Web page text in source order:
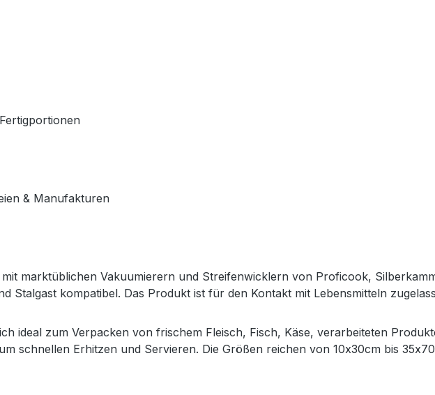
& Manufakturen
marktüblichen Vakuumierern und Streifenwicklern von Proficook,
Stalgast kompatibel. Das Produkt ist für den Kontakt mit Lebensmitteln
ideal zum Verpacken von frischem Fleisch, Fisch, Käse, verarbeiteten
schnellen Erhitzen und Servieren. Die Größen reichen von 10x30cm bis